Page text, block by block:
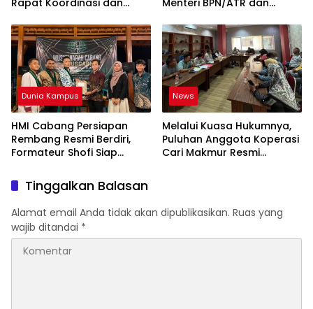
Rapat Koordinasi dan
Pelantikan Pengurus Baru
Menteri BPN/ATR dan
Karimun Kepri
Dunia Kampus
HMI Cabang Persiapan
Rembang Resmi Berdiri,
Formateur Shofi Siap
News
Melalui Kuasa Hukumnya,
Puluhan Anggota Koperasi
Cari Makmur Resmi
Tinggalkan Balasan
Alamat email Anda tidak akan dipublikasikan. Ruas yang
wajib ditandai *